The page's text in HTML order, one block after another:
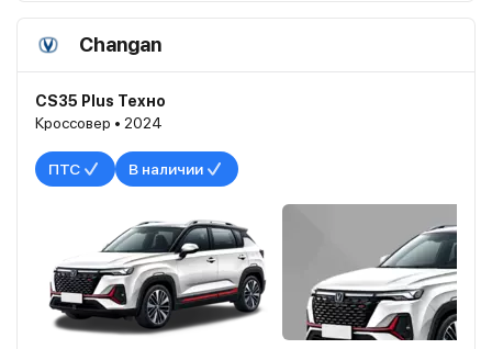
Changan
CS35 Plus Техно
Кроссовер • 2024
ПТС В наличии